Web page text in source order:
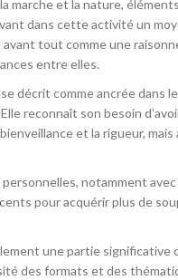
marche et la nature,
dans cette activité un
tout comme une
entre elles.
décrit comme ancrée
reconnaît son besoin
et la rigueur,
notamment
pour acquérir plus de
une partie significative
des formats et des